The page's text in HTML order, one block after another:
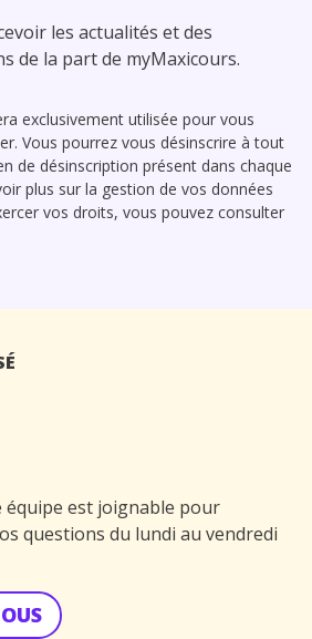
les actualités et des
de la part de myMaxicours.
exclusivement utilisée pour vous
Vous pourrez vous désinscrire à tout
de désinscription présent dans chaque
plus sur la gestion de vos données
vos droits, vous pouvez consulter
équipe est joignable pour
questions du lundi au vendredi